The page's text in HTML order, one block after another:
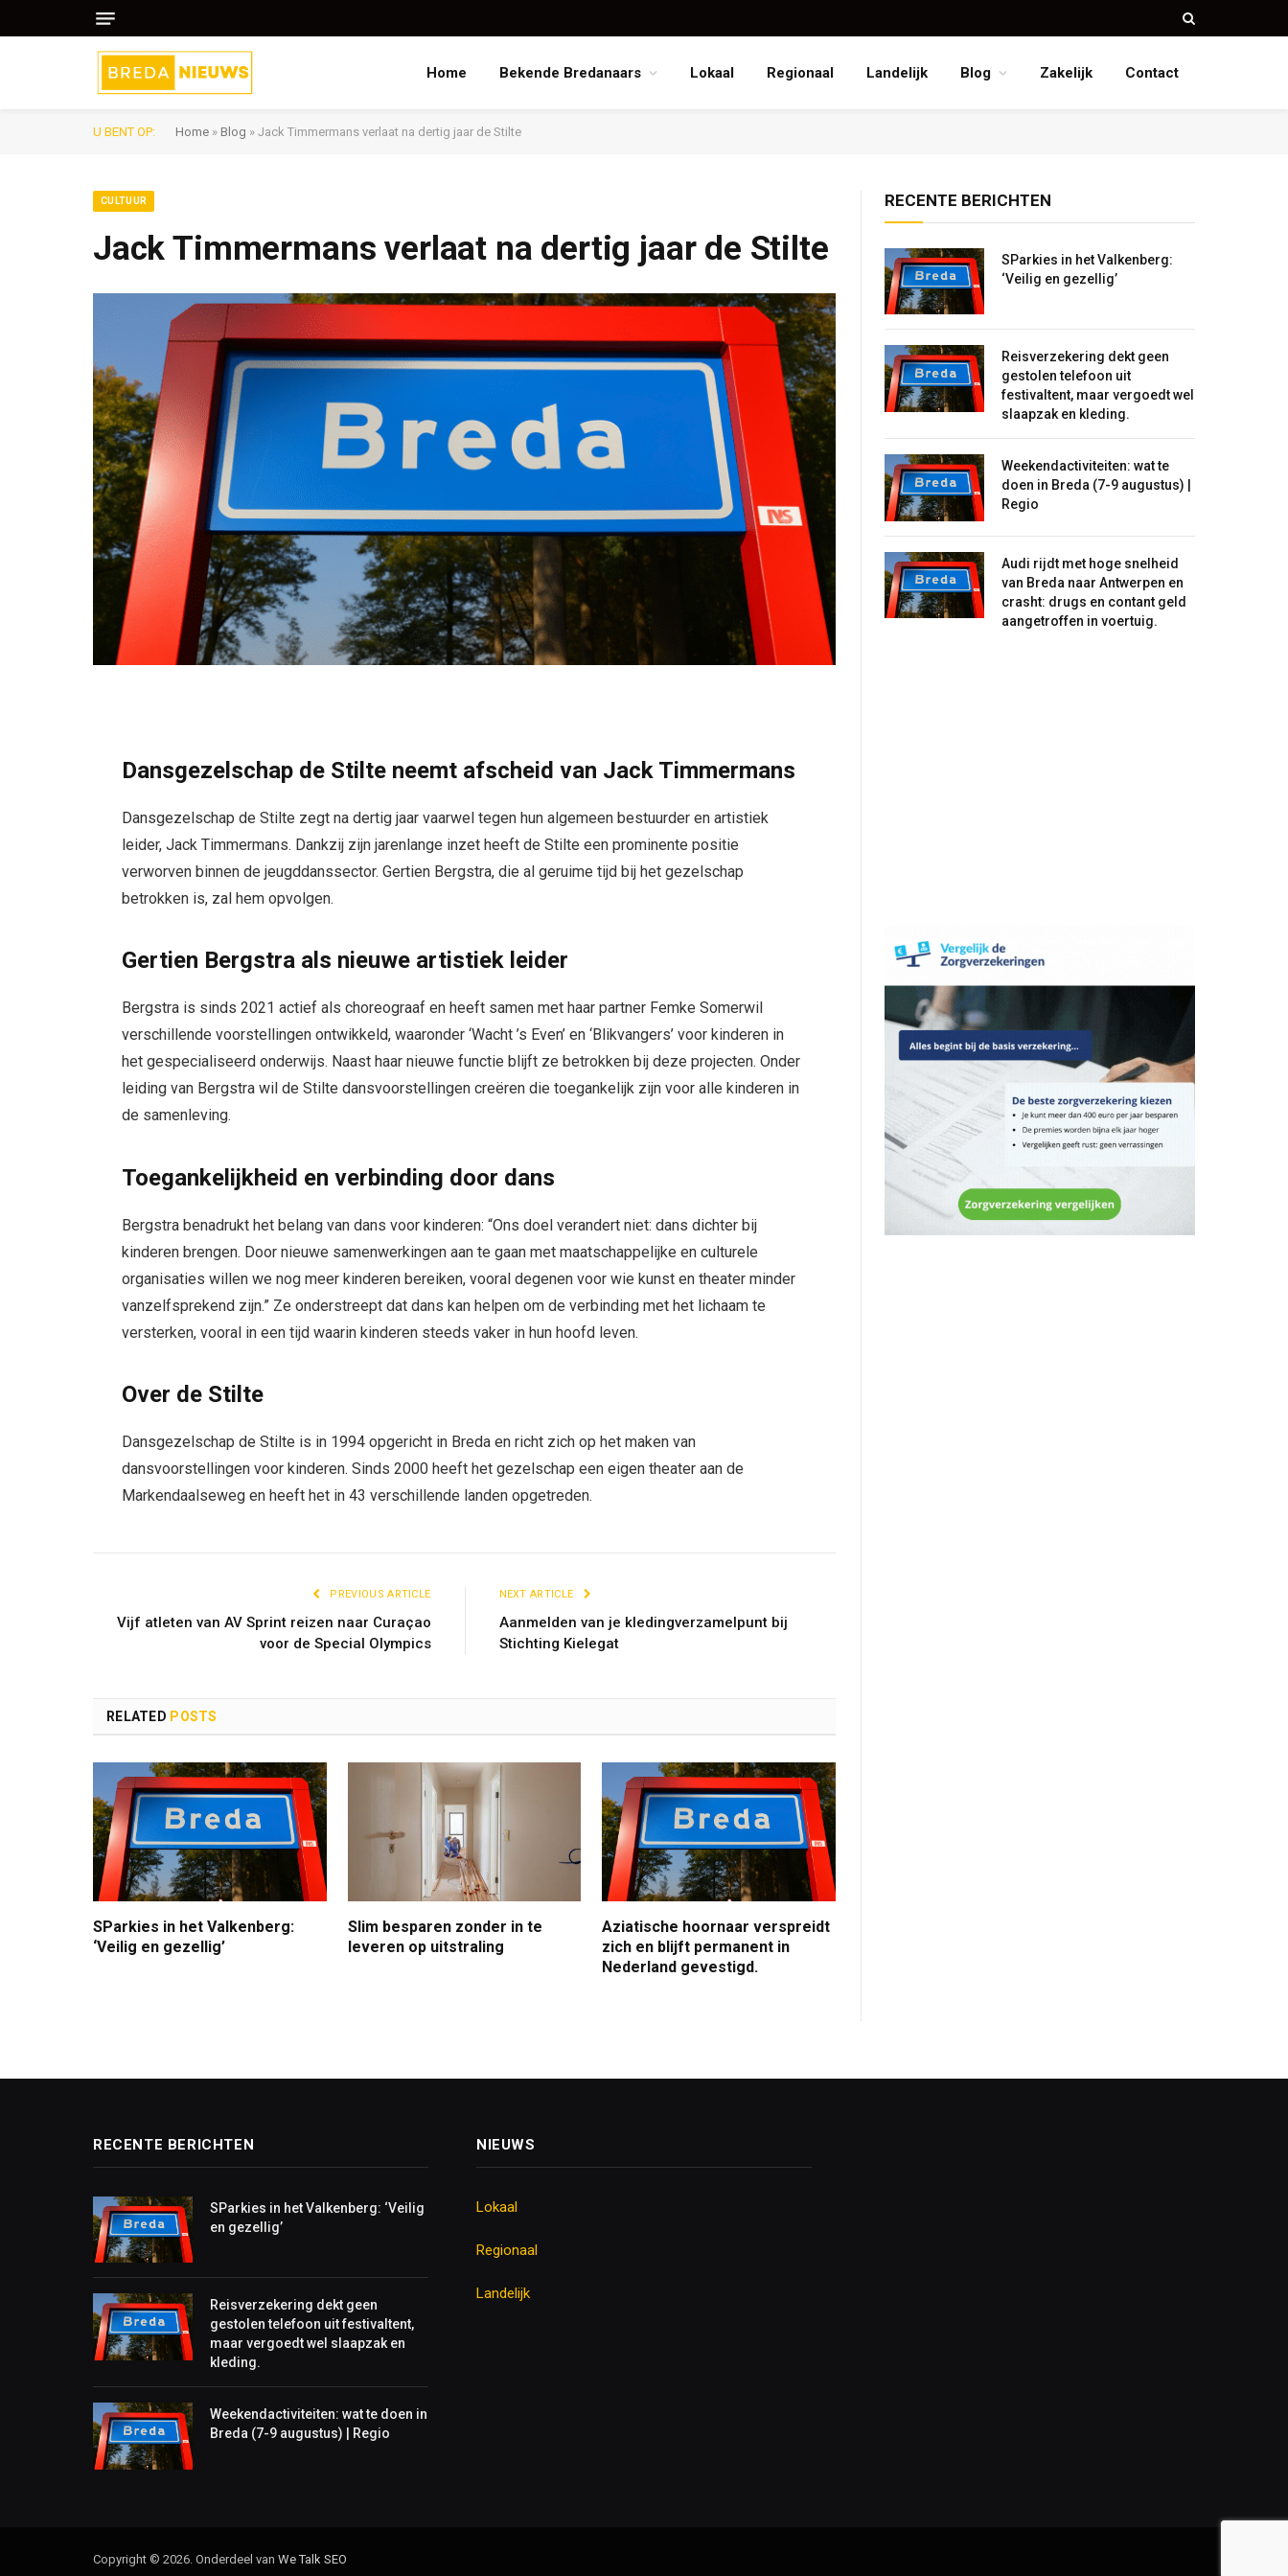
Home Bekende Bredanaars Lokaal Regionaal Landelijk Blog Zakelijk Contact
U BENT OP: Home » Blog » Jack Timmermans verlaat na dertig jaar de Stilte
CULTUUR
Jack Timmermans verlaat na dertig jaar de Stilte
Dansgezelschap de Stilte neemt afscheid van Jack Timmermans
Dansgezelschap de Stilte zegt na dertig jaar vaarwel tegen hun algemeen bestuurder en artistiek
leider, Jack Timmermans. Dankzij zijn jarenlange inzet heeft de Stilte een prominente positie
verworven binnen de jeugddanssector. Gertien Bergstra, die al geruime tijd bij het gezelschap
betrokken is, zal hem opvolgen.
Gertien Bergstra als nieuwe artistiek leider
Bergstra is sinds 2021 actief als choreograaf en heeft samen met haar partner Femke Somerwil
verschillende voorstellingen ontwikkeld, waaronder ‘Wacht ’s Even’ en ‘Blikvangers’ voor kinderen in
het gespecialiseerd onderwijs. Naast haar nieuwe functie blijft ze betrokken bij deze projecten. Onder
leiding van Bergstra wil de Stilte dansvoorstellingen creëren die toegankelijk zijn voor alle kinderen in
de samenleving.
Toegankelijkheid en verbinding door dans
Bergstra benadrukt het belang van dans voor kinderen: “Ons doel verandert niet: dans dichter bij
kinderen brengen. Door nieuwe samenwerkingen aan te gaan met maatschappelijke en culturele
organisaties willen we nog meer kinderen bereiken, vooral degenen voor wie kunst en theater minder
vanzelfsprekend zijn.” Ze onderstreept dat dans kan helpen om de verbinding met het lichaam te
versterken, vooral in een tijd waarin kinderen steeds vaker in hun hoofd leven.
Over de Stilte
Dansgezelschap de Stilte is in 1994 opgericht in Breda en richt zich op het maken van
dansvoorstellingen voor kinderen. Sinds 2000 heeft het gezelschap een eigen theater aan de
Markendaalseweg en heeft het in 43 verschillende landen opgetreden.
PREVIOUS ARTICLE
Vijf atleten van AV Sprint reizen naar Curaçao
voor de Special Olympics
NEXT ARTICLE
Aanmelden van je kledingverzamelpunt bij
Stichting Kielegat
RELATED POSTS
SParkies in het Valkenberg:
‘Veilig en gezellig’
Slim besparen zonder in te
leveren op uitstraling
Aziatische hoornaar verspreidt
zich en blijft permanent in
Nederland gevestigd.
RECENTE BERICHTEN
SParkies in het Valkenberg:
‘Veilig en gezellig’
Reisverzekering dekt geen
gestolen telefoon uit
festivaltent, maar vergoedt wel
slaapzak en kleding.
Weekendactiviteiten: wat te
doen in Breda (7-9 augustus) |
Regio
Audi rijdt met hoge snelheid
van Breda naar Antwerpen en
crasht: drugs en contant geld
aangetroffen in voertuig.
RECENTE BERICHTEN
SParkies in het Valkenberg: ‘Veilig
en gezellig’
Reisverzekering dekt geen
gestolen telefoon uit festivaltent,
maar vergoedt wel slaapzak en
kleding.
Weekendactiviteiten: wat te doen in
Breda (7-9 augustus) | Regio
NIEUWS
Lokaal
Regionaal
Landelijk
Copyright © 2026. Onderdeel van We Talk SEO